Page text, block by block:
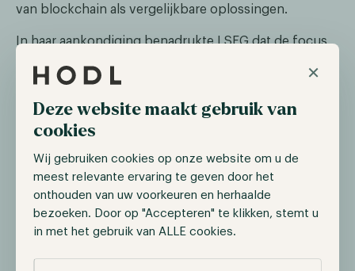
×
Deze website maakt gebruik van
cookies
Wij gebruiken cookies op onze website om u de
meest relevante ervaring te geven door het
onthouden van uw voorkeuren en herhaalde
bezoeken. Door op "Accepteren" te klikken, stemt u
in met het gebruik van ALLE cookies.
van blockchain als vergelijkbare oplossingen.
In haar aankondiging benadrukte LSEG dat de focus
voor cryptocurrencies. In plaats daarvan wordt
gebruiken om de effectiviteit van transacties met
traditionele activa, waaronder kopen, verkopen en
aanhouden, te verhogen.
JPMorgan werkt aan nieuwe digitale
token
Op 7 september publiceerde Bloomberg een artikel